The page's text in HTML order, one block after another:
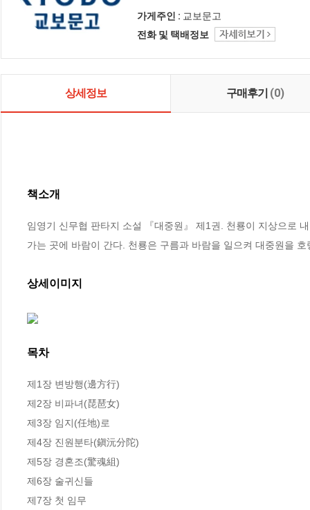
가게주인 : 교보문고
전화 및 택배정보
상세정보 구매후기 (0)
책소개
임영기 신무협 판타지 소설 『대중원』 제1권. 천룡이 지상으로
가는 곳에 바람이 간다. 천룡은 구름과 바람을 일으켜 대중원을 호
상세이미지
목차
제1장 변방행(邊方行)
제2장 비파녀(琵琶女)
제3장 임지(任地)로
제4장 진원분타(鎭沅分陀)
제5장 경혼조(驚魂組)
제6장 술귀신들
제7장 첫 임무